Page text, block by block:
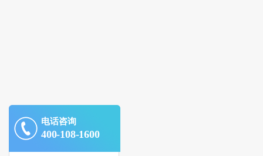
电话咨询
400-108-1600